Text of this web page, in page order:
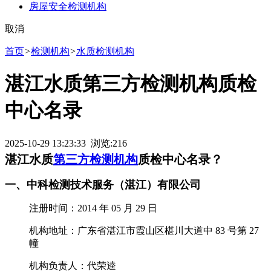
房屋安全检测机构
取消
首页>检测机构>水质检测机构
湛江水质第三方检测机构质检
中心名录
2025-10-29 13:23:33 浏览:216
湛江水质第三方检测机构质检中心名录？
一、中科检测技术服务（湛江）有限公司
注册时间：2014 年 05 月 29 日
机构地址：广东省湛江市霞山区椹川大道中 83 号第 27
幢
机构负责人：代荣逵